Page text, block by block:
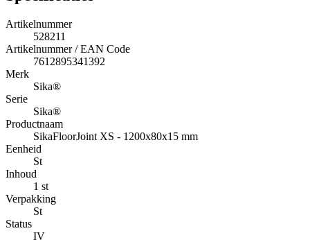
Artikelnummer
528211
Artikelnummer / EAN Code
7612895341392
Merk
Sika®
Serie
Sika®
Productnaam
SikaFloorJoint XS - 1200x80x15 mm
Eenheid
St
Inhoud
1 st
Verpakking
St
Status
IV